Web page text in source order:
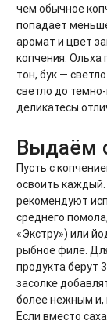
чем обычное
попадает
аромат и цвет
копчения. Ольха
тон, бук —
светло до
деликатесы
Выдаём
Пусть с
освоить каждый.
рекомендуют
среднего
«Экстру») или
рыбное филе.
продукта берут
засолке
более нежным и,
Если вместо